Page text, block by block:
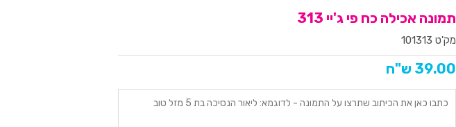
תמונה אכילה כח פי ג'יי 313
מק'ט 101313
39.00 ש"ח